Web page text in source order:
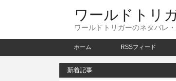
ワールドトリ
ワールドトリガーのネタバレ
ホーム RSSフィード
新着記事